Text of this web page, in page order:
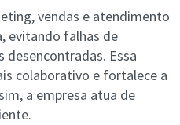
vendas e atendimento
evitando falhas de
Essa
colaborativo e fortalece a
a empresa atua de